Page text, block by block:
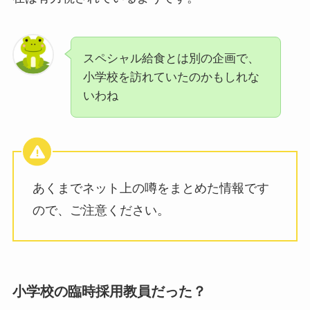
スペシャル給食とは別の企画で、
小学校を訪れていたのかもしれな
いわね
あくまでネット上の噂をまとめた情報です
ので、ご注意ください。
小学校の臨時採用教員だった？